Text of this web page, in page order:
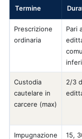
Termine
Prescrizione
ordinaria
Pari
Custodia
cautelare in
carcere (max)
2/3
Impugnazione
15,